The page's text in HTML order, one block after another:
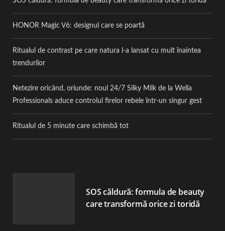
HONOR Magic V6: designul care se poartă
Ritualul de contrast pe care natura l-a lansat cu mult înaintea
trendurilor
Netezire oricând, oriunde: noul 24/7 Silky Milk de la Wella
Professionals aduce controlul firelor rebele într-un singur gest
Ritualul de 5 minute care schimbă tot
SOS căldură: formula de beauty
care transformă orice zi toridă